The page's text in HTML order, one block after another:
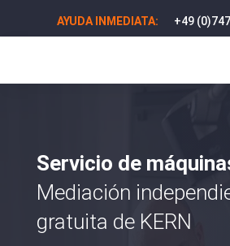
AYUDA INMEDIATA: +49
Servicio de
Mediación
gratuita de KERN